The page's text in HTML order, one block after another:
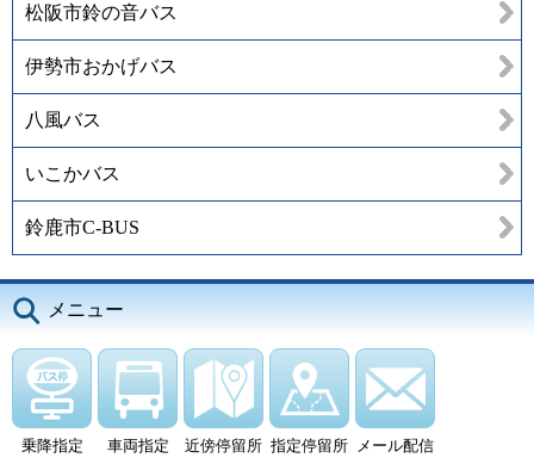
松阪市鈴の音バス
伊勢市おかげバス
八風バス
いこかバス
鈴鹿市C-BUS
メニュー
乗降指定 車両指定 近傍停留所 指定停留所 メール配信